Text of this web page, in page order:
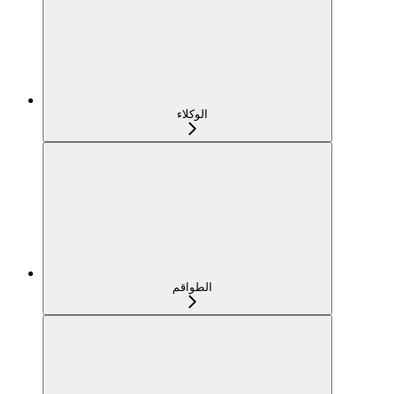
الوكلاء
الطواقم